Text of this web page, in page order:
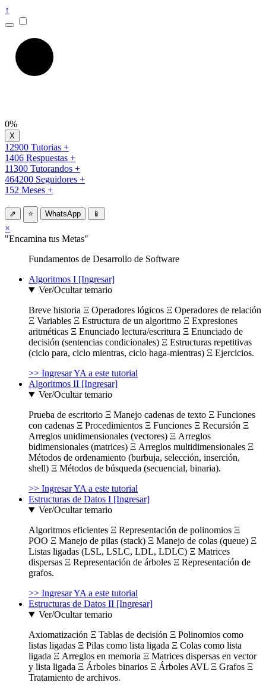
↑
0%
12900 Tutorias +
1406 Respuestas +
11300 Tutorandos +
464200 Seguidores +
152 Meses +
⇗ ⭐ WhatsApp 📱
×
"Encamina tus Metas"
Fundamentos de Desarrollo de Software
Algoritmos I [Ingresar]
Ver/Ocultar temario
Breve historia Ξ Operadores lógicos Ξ Operadores de relación
Ξ Variables Ξ Estructura de un algoritmo Ξ Expresiones
aritméticas Ξ Enunciado lectura/escritura Ξ Enunciado de
decisión (sentencias condicionales) Ξ Estructuras repetitivas
(ciclo para, ciclo mientras, ciclo haga-mientras) Ξ Ejercicios.
>> Ingresar YA a este tutorial
Algoritmos II [Ingresar]
Ver/Ocultar temario
Prueba de escritorio Ξ Manejo cadenas de texto Ξ Funciones
con cadenas Ξ Procedimientos Ξ Funciones Ξ Recursión Ξ
Arreglos unidimensionales (vectores) Ξ Arreglos
bidimensionales (matrices) Ξ Arreglos multidimensionales Ξ
Métodos de ordenamiento (burbuja, selección, inserción,
shell) Ξ Métodos de búsqueda (secuencial, binaria).
>> Ingresar YA a este tutorial
Estructuras de Datos I [Ingresar]
Ver/Ocultar temario
Algoritmos eficientes Ξ Representación de polinomios Ξ
POO Ξ Manejo de pilas (stack) Ξ Manejo de colas (queue) Ξ
Listas ligadas (LSL, LSLC, LDL, LDLC) Ξ Matrices
dispersas Ξ Representación de árboles Ξ Representación de
grafos.
>> Ingresar YA a este tutorial
Estructuras de Datos II [Ingresar]
Ver/Ocultar temario
Axiomatización Ξ Tablas de decisión Ξ Polinomios como
listas ligadas Ξ Pilas como lista ligada Ξ Colas como lista
ligada Ξ Arreglos en memoria Ξ Matrices dispersas en vector
y lista ligada Ξ Árboles binarios Ξ Árboles AVL Ξ Grafos Ξ
Tratamiento de archivos.